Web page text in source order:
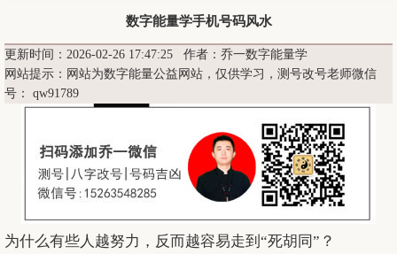
数字能量学手机号码风水
更新时间：2026-02-26 17:47:25 作者：乔一数字能量学
网站提示：网站为数字能量公益网站，仅供学习，测号改号老师微信
号： qw91789
为什么有些人越努力，反而越容易走到“死胡同”？